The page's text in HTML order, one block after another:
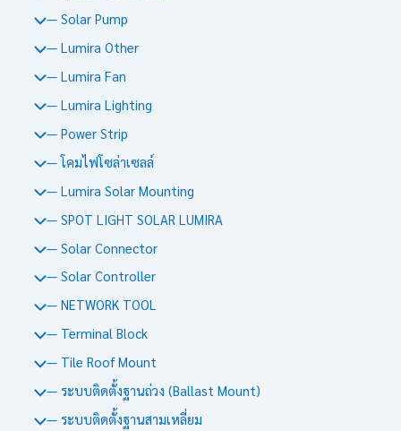
— Solar Pump
— Lumira Other
— Lumira Fan
— Lumira Lighting
— Power Strip
— โคมไฟโซล่าเซลล์
— Lumira Solar Mounting
— SPOT LIGHT SOLAR LUMIRA
— Solar Connector
— Solar Controller
— NETWORK TOOL
— Terminal Block
— Tile Roof Mount
— ระบบติดตั้งฐานถ่วง (Ballast Mount)
— ระบบติดตั้งฐานสามเหลี่ยม